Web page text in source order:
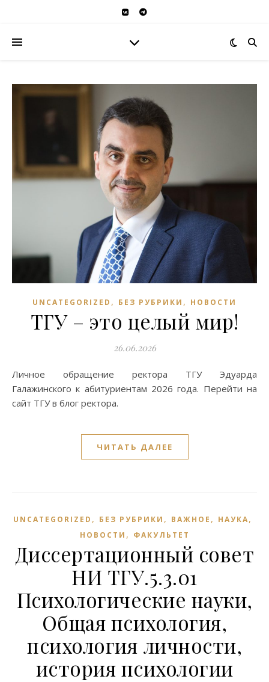
UNCATEGORIZED , БЕЗ РУБРИКИ , НОВОСТИ
ТГУ – это целый мир!
26.06.2026
Личное обращение ректора ТГУ Эдуарда
Галажинского к абитуриентам 2026 года. Перейти на
сайт ТГУ в блог ректора.
ЧИТАТЬ ДАЛЕЕ
UNCATEGORIZED , БЕЗ РУБРИКИ , ВАЖНОЕ , НАУКА,
НОВОСТИ , ФАКУЛЬТЕТ
Диссертационный совет
НИ ТГУ.5.3.01
Психологические науки,
Общая психология,
психология личности,
история психологии